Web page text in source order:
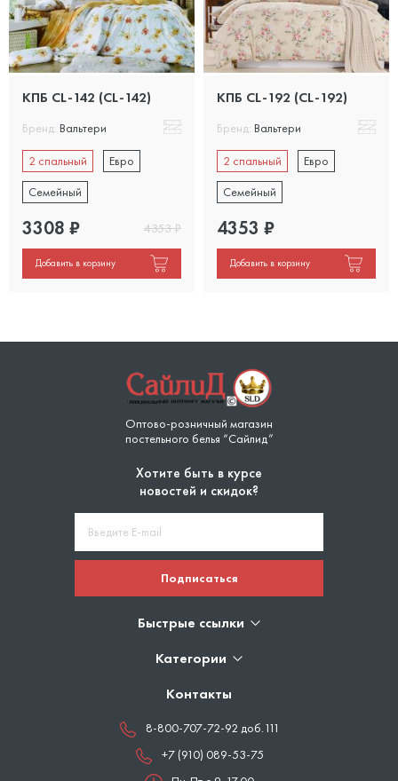
КПБ CL-142 (CL-142)
Бренд: Вальтери
2 спальный
Евро
Семейный
3308 ₽ 4353₽
Добавить в корзину
КПБ CL-192 (CL-192)
Бренд: Вальтери
2 спальный
Евро
Семейный
4353 ₽
Добавить в корзину
Оптово-розничный магазин
постельного белья “Сайлид”
Хотите быть в курсе
новостей и скидок?
Подписаться
Быстрые ссылки
Категории
Контакты
8-800-707-72-92 доб.111
+7 (910) 089-53-75